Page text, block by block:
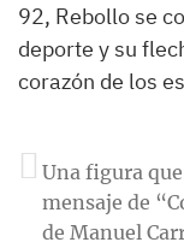
92, Rebollo se
deporte y su
corazón de los
Una figura
mensaje de
de Manuel